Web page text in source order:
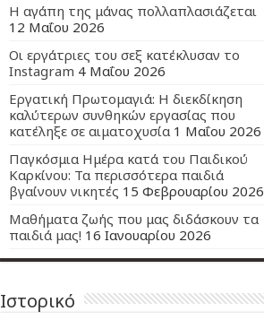
Η αγάπη της μάνας πολλαπλασιάζεται
12 Μαΐου 2026
Οι εργάτριες του σεξ κατέκλυσαν το
Instagram 4 Μαΐου 2026
Εργατική Πρωτομαγιά: Η διεκδίκηση
καλύτερων συνθηκών εργασίας που
κατέληξε σε αιματοχυσία 1 Μαΐου 2026
Παγκόσμια Ημέρα κατά του Παιδικού
Καρκίνου: Τα περισσότερα παιδιά
βγαίνουν νικητές 15 Φεβρουαρίου 2026
Μαθήματα ζωής που μας διδάσκουν τα
παιδιά μας! 16 Ιανουαρίου 2026
Ιστορικό